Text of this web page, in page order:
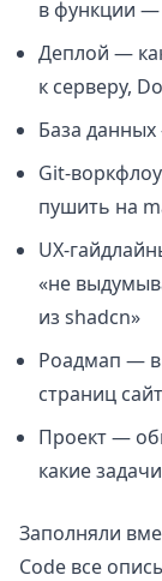
в функции —
Деплой —
к серверу,
База
Git-
пушить на
UX-
«не
из shadcn»
Роадмап — в
страниц
Проект —
какие
Заполняли
Code все